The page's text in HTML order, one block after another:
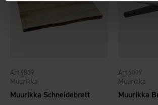
Muurikka Schneidebrett
Muurikka
6839
Muurikka
6817